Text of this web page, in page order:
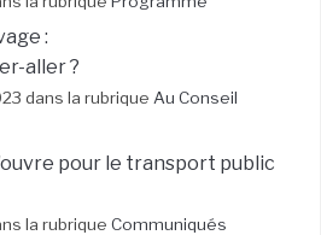
:
aller ?
dans la rubrique Au Conseil
pour le transport public
la rubrique Communiqués